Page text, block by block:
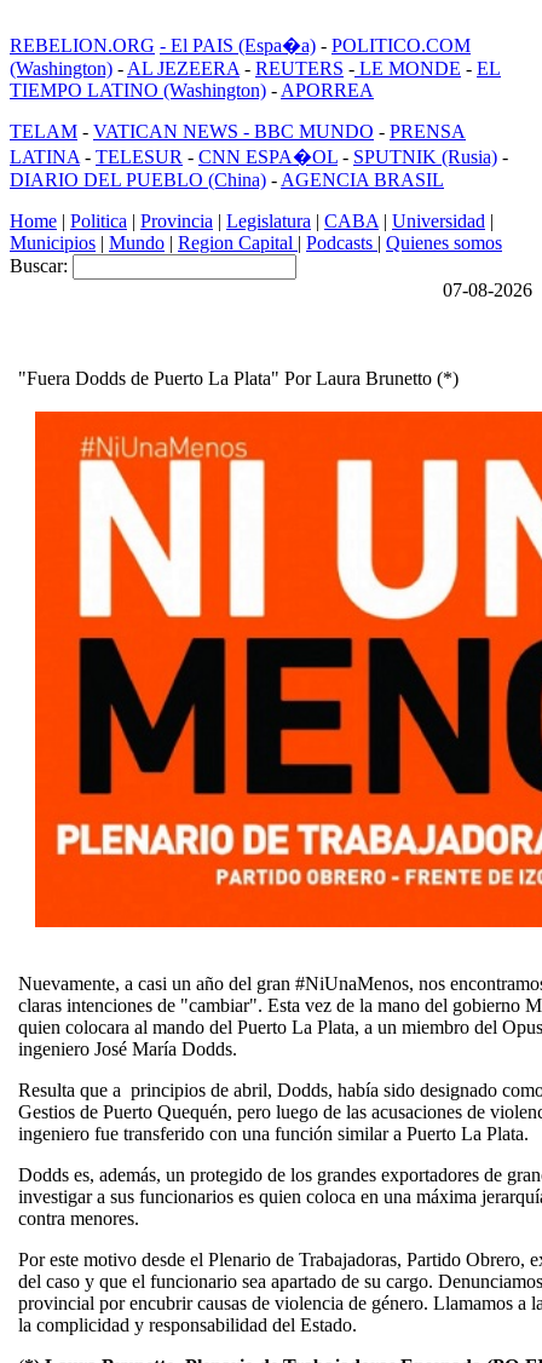
REBELION.ORG - El PAIS (Espa�a) - POLITICO.COM
(Washington) - AL JEZEERA - REUTERS - LE MONDE - EL
TIEMPO LATINO (Washington) - APORREA
TELAM - VATICAN NEWS - BBC MUNDO - PRENSA
LATINA - TELESUR - CNN ESPA�OL - SPUTNIK (Rusia) -
DIARIO DEL PUEBLO (China) - AGENCIA BRASIL
Home | Politica | Provincia | Legislatura | CABA | Universidad |
Municipios | Mundo | Region Capital | Podcasts | Quienes somos
Buscar:
07-08-2026
"Fuera Dodds de Puerto La Plata" Por Laura Brunetto (*)
Nuevamente, a casi un año del gran #NiUnaMenos, nos
claras intenciones de "cambiar". Esta vez de la mano del gobierno
quien colocara al mando del Puerto La Plata, a un miembro del
ingeniero José María Dodds.
Resulta que a principios de abril, Dodds, había sido designado
Gestios de Puerto Quequén, pero luego de las acusaciones de
ingeniero fue transferido con una función similar a Puerto La Plata.
Dodds es, además, un protegido de los grandes exportadores de
investigar a sus funcionarios es quien coloca en una máxima
contra menores.
Por este motivo desde el Plenario de Trabajadoras, Partido Obrero,
del caso y que el funcionario sea apartado de su cargo.
provincial por encubrir causas de violencia de género. Llamamos a
la complicidad y responsabilidad del Estado.